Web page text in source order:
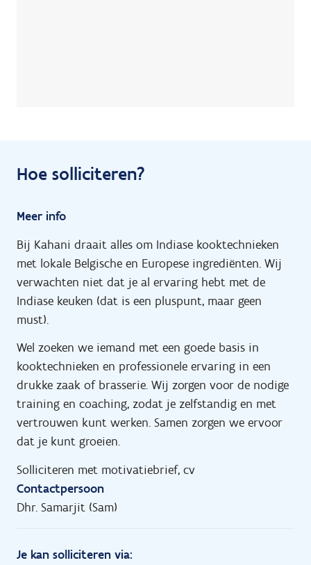
Hoe solliciteren?
Meer info
Bij Kahani draait alles om Indiase kooktechnieken
met lokale Belgische en Europese ingrediënten. Wij
verwachten niet dat je al ervaring hebt met de
Indiase keuken (dat is een pluspunt, maar geen
must).
Wel zoeken we iemand met een goede basis in
kooktechnieken en professionele ervaring in een
drukke zaak of brasserie. Wij zorgen voor de nodige
training en coaching, zodat je zelfstandig en met
vertrouwen kunt werken. Samen zorgen we ervoor
dat je kunt groeien.
Solliciteren met motivatiebrief, cv
Contactpersoon
Dhr. Samarjit (Sam)
Je kan solliciteren via: